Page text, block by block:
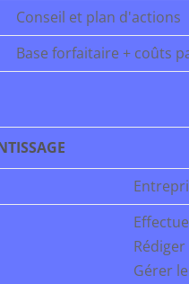
Conseil et plan d'actions
Base forfaitaire + coûts
Gérer